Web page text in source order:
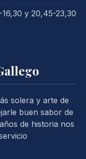
16,30 y 20,45-23,30
solera y arte de
buen sabor de
de historia nos